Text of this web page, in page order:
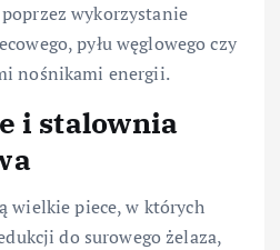
wykorzystanie
pyłu węglowego czy
nośnikami energii.
i stalownia
wielkie piece, w których
do surowego żelaza,